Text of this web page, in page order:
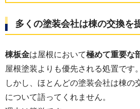
多くの塗装会社は棟の交換を
棟板金は屋根において極めて重要な
屋根塗装よりも優先される処置です。
しかし、ほとんどの塗装会社は棟の
について語ってくれません。